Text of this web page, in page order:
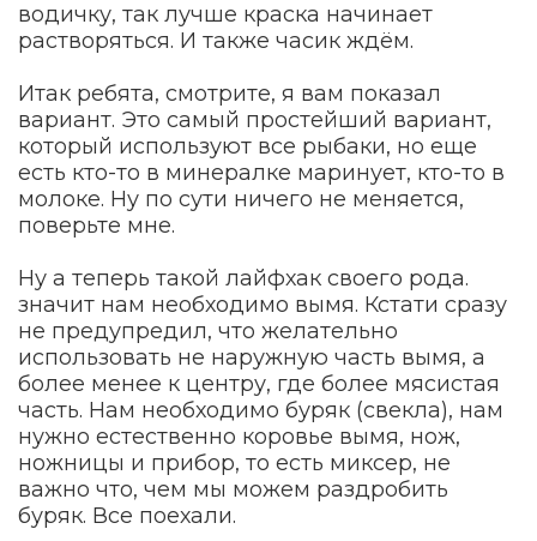
водичку, так лучше краска начинает
растворяться. И также часик ждём.
Итак ребята, смотрите, я вам показал
вариант. Это самый простейший вариант,
который используют все рыбаки, но еще
есть кто-то в минералке маринует, кто-то в
молоке. Ну по сути ничего не меняется,
поверьте мне.
Ну а теперь такой лайфхак своего рода.
значит нам необходимо вымя. Кстати сразу
не предупредил, что желательно
использовать не наружную часть вымя, а
более менее к центру, где более мясистая
часть. Нам необходимо буряк (свекла), нам
нужно естественно коровье вымя, нож,
ножницы и прибор, то есть миксер, не
важно что, чем мы можем раздробить
буряк. Все поехали.